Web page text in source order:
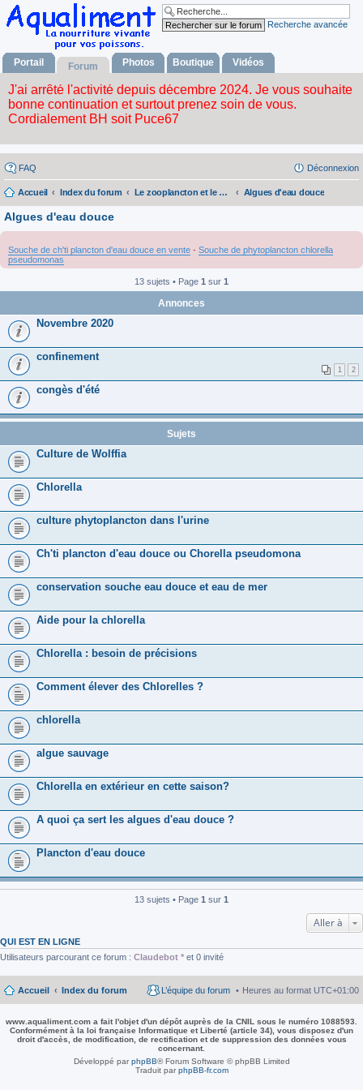
Recherche avancée
Portail Forum Photos Boutique Vidéos
FAQ Déconnexion
Accueil Index du forum Le zooplancton et le phytoplancton Algues d'eau douce
Algues d'eau douce
Souche de ch'ti plancton d'eau douce en vente - Souche de phytoplancton chlorella
pseudomonas
13 sujets • Page 1 sur 1
Annonces
Novembre 2020
confinement
1 2
congès d'été
Sujets
Culture de Wolffia
Chlorella
culture phytoplancton dans l'urine
Ch'ti plancton d'eau douce ou Chorella pseudomona
conservation souche eau douce et eau de mer
Aide pour la chlorella
Chlorella : besoin de précisions
Comment élever des Chlorelles ?
chlorella
algue sauvage
Chlorella en extérieur en cette saison?
A quoi ça sert les algues d'eau douce ?
Plancton d'eau douce
13 sujets • Page 1 sur 1
Aller à
QUI EST EN LIGNE
Utilisateurs parcourant ce forum : Claudebot * et 0 invité
Accueil Index du forum Heures au format UTC+01:00
L’équipe du forum
www.aqualiment.com a fait l'objet d'un dépôt auprès de la CNIL sous le numéro 1088593.
Conformément à la loi française Informatique et Liberté (article 34), vous disposez d'un
droit d'accès, de modification, de rectification et de suppression des données vous
concernant.
Développé parphpBB® Forum Software © phpBB Limited
Traduit parphpBB-fr.com